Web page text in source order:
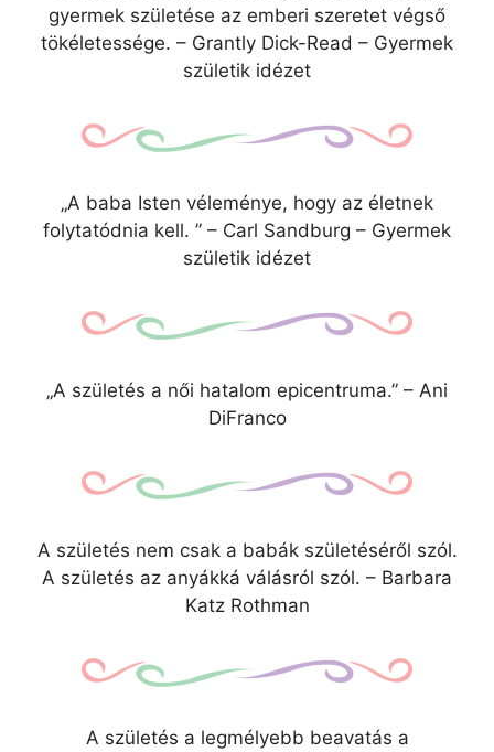
gyermek születése az emberi szeretet végső
tökéletessége. – Grantly Dick-Read – Gyermek
születik idézet
„A baba Isten véleménye, hogy az életnek
folytatódnia kell. ” – Carl Sandburg – Gyermek
születik idézet
„A születés a női hatalom epicentruma.” – Ani
DiFranco
A születés nem csak a babák születéséről szól.
A születés az anyákká válásról szól. – Barbara
Katz Rothman
A születés a legmélyebb beavatás a